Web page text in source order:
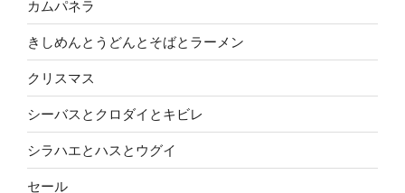
カムパネラ
きしめんとうどんとそばとラーメン
クリスマス
シーバスとクロダイとキビレ
シラハエとハスとウグイ
セール